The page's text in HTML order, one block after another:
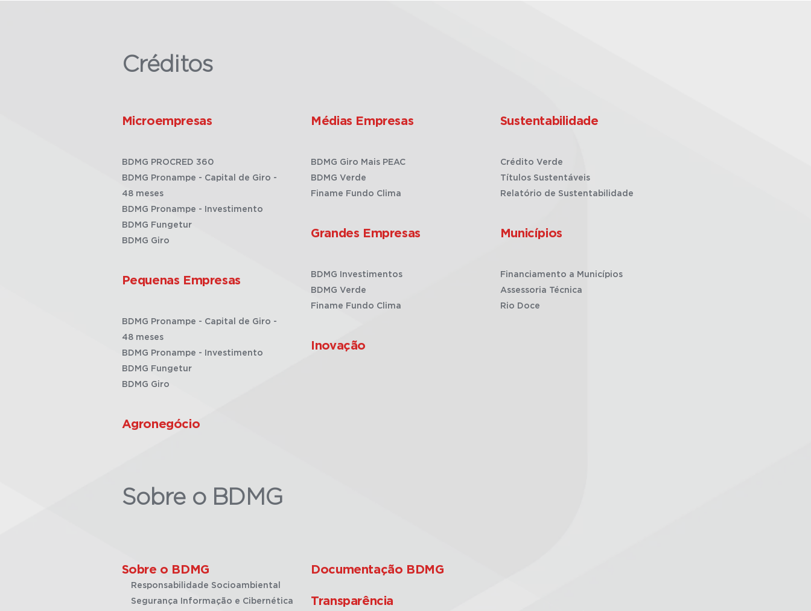
Créditos
Microempresas
BDMG PROCRED 360
BDMG Pronampe - Capital de Giro -
48 meses
BDMG Pronampe - Investimento
BDMG Fungetur
BDMG Giro
Pequenas Empresas
BDMG Pronampe - Capital de Giro -
48 meses
BDMG Pronampe - Investimento
BDMG Fungetur
BDMG Giro
Agronegócio
Médias Empresas
BDMG Giro Mais PEAC
BDMG Verde
Finame Fundo Clima
Grandes Empresas
BDMG Investimentos
BDMG Verde
Finame Fundo Clima
Inovação
Sustentabilidade
Crédito Verde
Títulos Sustentáveis
Relatório de Sustentabilidade
Municípios
Financiamento a Municípios
Assessoria Técnica
Rio Doce
Sobre o BDMG
Sobre o BDMG
Responsabilidade Socioambiental
Segurança Informação e Cibernética
Documentação BDMG
Transparência